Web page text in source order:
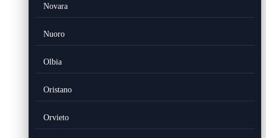
Novara
Nuoro
Olbia
Oristano
Orvieto